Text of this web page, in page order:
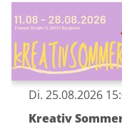
Di. 25.08.2026
Kreativ